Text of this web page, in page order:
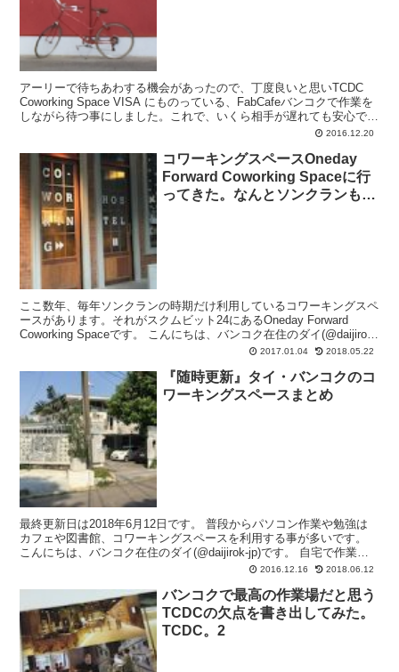
アーリーで待ちあわする機会があったので、丁度良いと思いTCDC
Coworking Space VISA にものっている、FabCafeバンコクで作業を
しながら待つ事にしました。これで、いくら相手が遅れても安心で
2016.12.20
コワーキングスペースOneday
Forward Coworking Spaceに行
ってきた。なんとソンクランもオ
ここ数年、毎年ソンクランの時期だけ利用しているコワーキングスペ
ースがあります。それがスクムビット24にあるOneday Forward
Coworking Spaceです。 こんにちは、バンコク在住のダイ(@daijirok-
2017.01.04 2018.05.22
『随時更新』タイ・バンコクのコ
ワーキングスペースまとめ
最終更新日は2018年6月12日です。 普段からパソコン作業や勉強は
カフェや図書館、コワーキングスペースを利用する事が多いです。
こんにちは、バンコク在住のダイ(@daijirok-jp)です。 自宅で作業を
2016.12.16 2018.06.12
バンコクで最高の作業場だと思う
TCDCの欠点を書き出してみた。
TCDC。2